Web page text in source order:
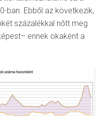
ban. Ebből az következik,
százalékkal nőtt meg
ennek okaként a